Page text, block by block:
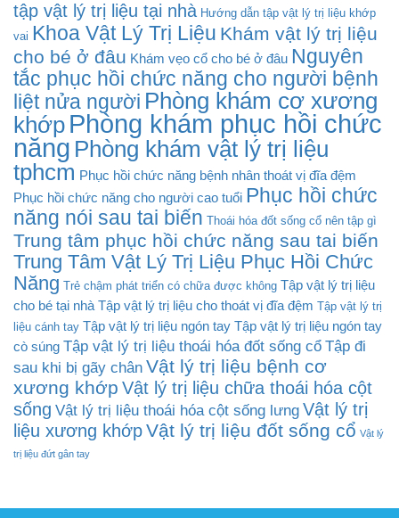
tập vật lý trị liệu tại nhà Hướng dẫn tập vật lý trị liệu khớp
vai Khoa Vật Lý Trị Liệu Khám vật lý trị liệu
cho bé ở đâu Khám vẹo cổ cho bé ở đâu Nguyên
tắc phục hồi chức năng cho người bệnh
liệt nửa người Phòng khám cơ xương
khớp Phòng khám phục hồi chức
năng Phòng khám vật lý trị liệu
tphcm Phục hồi chức năng bệnh nhân thoát vị đĩa đệm
Phục hồi chức năng cho người cao tuổi Phục hồi chức
năng nói sau tai biến Thoái hóa đốt sống cổ nên tập gì
Trung tâm phục hồi chức năng sau tai biến
Trung Tâm Vật Lý Trị Liệu Phục Hồi Chức
Năng Trẻ chậm phát triển có chữa được không Tập vật lý trị liệu
cho bé tại nhà Tập vật lý trị liệu cho thoát vị đĩa đệm Tập vật lý trị
liệu cánh tay Tập vật lý trị liệu ngón tay Tập vật lý trị liệu ngón tay
cò súng Tập vật lý trị liệu thoái hóa đốt sống cổ Tập đi
sau khi bị gãy chân Vật lý trị liệu bệnh cơ
xương khớp Vật lý trị liệu chữa thoái hóa cột
sống Vật lý trị liệu thoái hóa cột sống lưng Vật lý trị
liệu xương khớpVật lý trị liệu đốt sống cổ Vật lý
trị liệu đứt gân tay